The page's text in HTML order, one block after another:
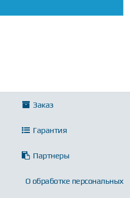
Заказ
Гарантия
Партнеры
О обработке персональных